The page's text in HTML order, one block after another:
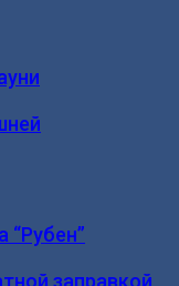
“Рубен”
заправкой